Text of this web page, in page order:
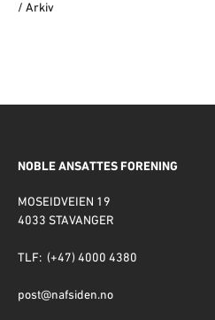
/ Arkiv
NOBLE ANSATTES FORENING
MOSEIDVEIEN 19
4033 STAVANGER
TLF: (+47) 4000 4380
post@nafsiden.no